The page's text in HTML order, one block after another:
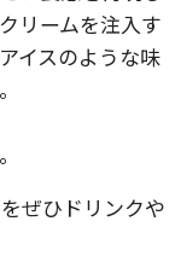
リームを注入す
イスのような味
ぜひドリンクや